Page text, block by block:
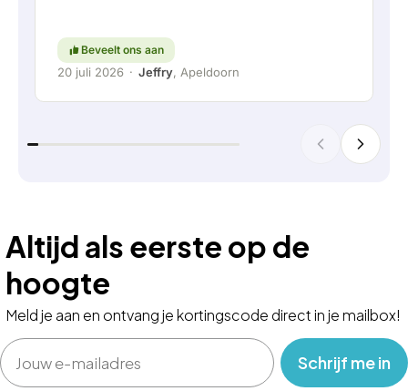
Beveelt ons aan
20 juli 2026 · Jeffry, Apeldoorn
Altijd als eerste op de
hoogte
Meld je aan en ontvang je kortingscode direct in je mailbox!
Email
‎ ‎ ‎ Schrijf me in‎ ‎ ‎ ‎